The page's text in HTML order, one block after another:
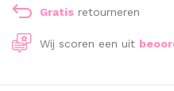
Gratis retourneren
Wij scoren een uit